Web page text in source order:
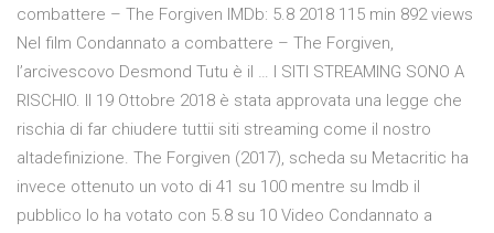
combattere – The Forgiven IMDb: 5.8 2018 115 min 892 views
Nel film Condannato a combattere – The Forgiven,
l’arcivescovo Desmond Tutu è il … I SITI STREAMING SONO A
RISCHIO. Il 19 Ottobre 2018 è stata approvata una legge che
rischia di far chiudere tuttii siti streaming come il nostro
altadefinizione. The Forgiven (2017), scheda su Metacritic ha
invece ottenuto un voto di 41 su 100 mentre su Imdb il
pubblico lo ha votato con 5.8 su 10 Video Condannato a